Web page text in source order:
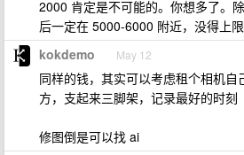
2000 肯定是不可能的。你想多了。
后一定在 5000-6000 附近，没得上限
kokdemo May 12
同样的钱，其实可以考虑租个相机
方，支起来三脚架，记录最好的时刻
修图倒是可以找 ai